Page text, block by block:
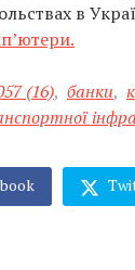
в
(16), банки,